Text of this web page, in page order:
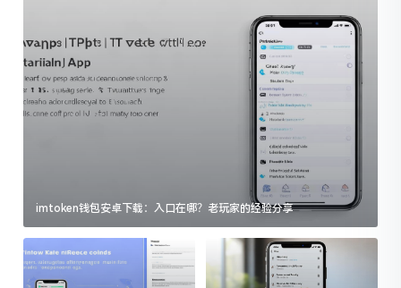
imtoken钱包安卓下载：入口在哪？老玩家的经验分享